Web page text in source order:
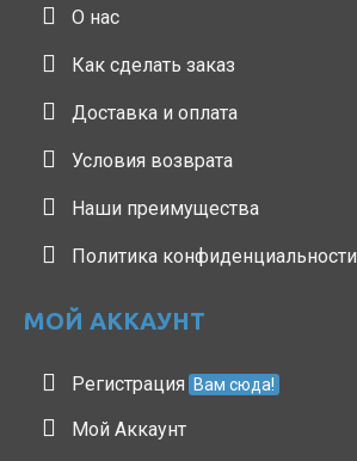
О нас
Как сделать заказ
Доставка и оплата
Условия возврата
Наши преимущества
Политика конфиденциальности
МОЙ АККАУНТ
Регистрация Вам сюда!
Мой Аккаунт